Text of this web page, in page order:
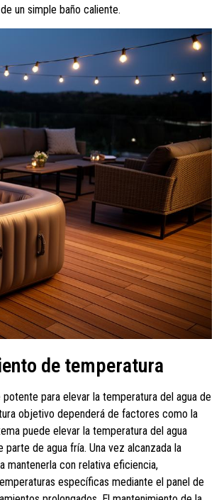
un simple baño caliente.
de temperatura
para elevar la temperatura del agua de
objetivo dependerá de factores como la
puede elevar la temperatura del agua
de agua fría. Una vez alcanzada la
mantenerla con relativa eficiencia,
específicas mediante el panel de